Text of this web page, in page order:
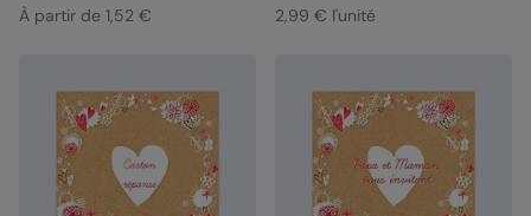
À partir de 1,52 €
2,99 € l'unité